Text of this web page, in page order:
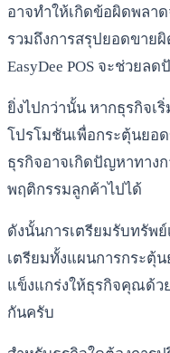
อาจทำให้เกิดข้อผิดพลา
รวมถึงการสรุปยอดขาย
EasyDee POS จะช่วยล
ยิ่งไปกว่านั้น หากธุรกิจเ
โปรโมชันเพื่อกระตุ้นยอ
ธุรกิจอาจเกิดปัญหาทาง
พฤติกรรมลูกค้าไปได้
ดังนั้นการเตรียมรับทรัพ
เตรียมทั้งแผนการกระตุ้
แข็งแกร่งให้ธุรกิจคุณด้วย
กันครับ